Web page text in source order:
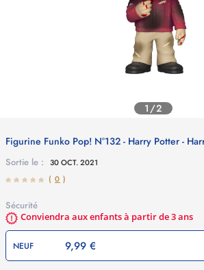
1/2
Figurine Funko Pop! N°132 - Harry Potter -
Sortie le :
30 OCT. 2021
( 0 )
Sécurité
Conviendra aux enfants à partir de 3 ans
NEUF 9,99 €